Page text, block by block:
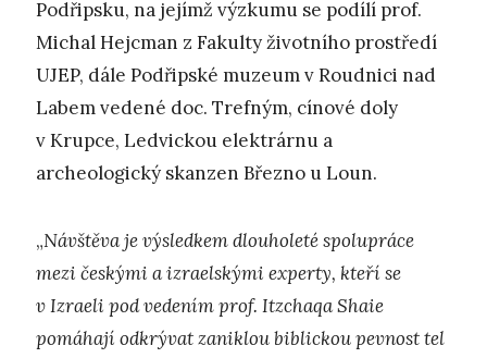
Podřipsku, na jejímž výzkumu se podílí prof.
Michal Hejcman z Fakulty životního prostředí
UJEP, dále Podřipské muzeum v Roudnici nad
Labem vedené doc. Trefným, cínové doly
v Krupce, Ledvickou elektrárnu a
archeologický skanzen Březno u Loun.
„Návštěva je výsledkem dlouholeté spolupráce
mezi českými a izraelskými experty, kteří se
v Izraeli pod vedením prof. Itzchaqa Shaie
pomáhají odkrývat zaniklou biblickou pevnost tel